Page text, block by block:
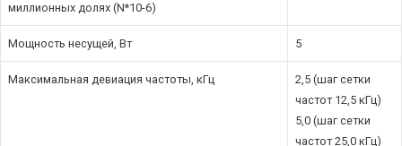
миллионных долях (N*10-6)
Мощность несущей, Вт 5
Максимальная девиация частоты, кГц
2,5 (шаг сетки
частот 12,5 кГц)
5,0 (шаг сетки
частот 25,0 кГц)